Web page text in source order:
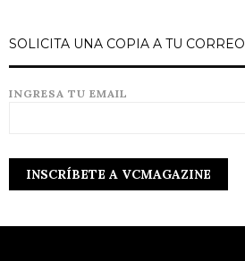
SOLICITA UNA COPIA A TU CORREO
INGRESA TU EMAIL